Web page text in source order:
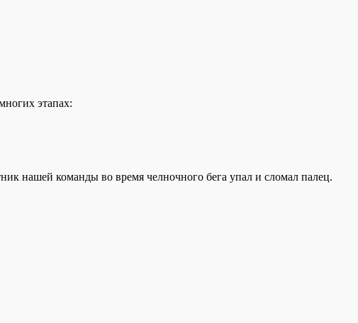
этапах:
нашей команды во время челночного бега упал и сломал палец.